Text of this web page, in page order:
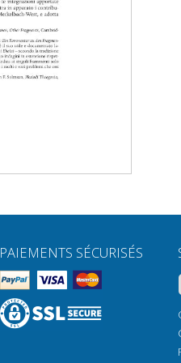
PAIEMENTS SÉCURISÉS